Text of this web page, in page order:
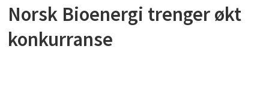
Norsk Bioenergi trenger økt
konkurranse